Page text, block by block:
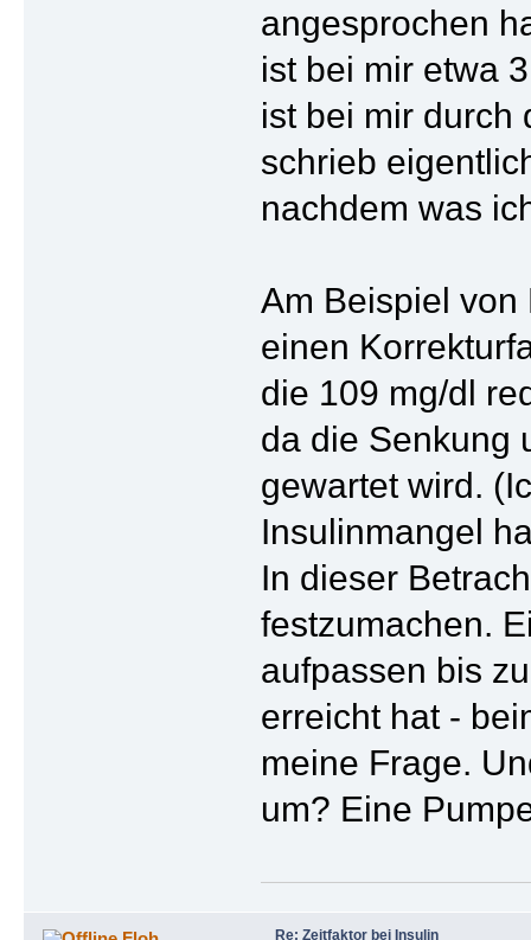
angesprochen
ist bei mir etwa
ist bei mir durch
schrieb
nachdem was
Am Beispiel
einen
die 109 mg/dl
da die Senkung
gewartet wird.
Insulinmangel
In dieser
festzumachen.
aufpassen bis
erreicht hat -
meine Frage.
um? Eine
Re: Zeitfaktor bei Insulin